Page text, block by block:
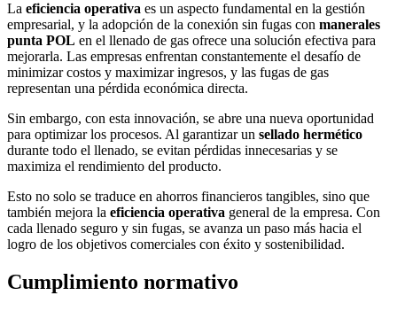
La eficiencia operativa es un aspecto fundamental en la gestión
empresarial, y la adopción de la conexión sin fugas con manerales
punta POL en el llenado de gas ofrece una solución efectiva para
mejorarla. Las empresas enfrentan constantemente el desafío de
minimizar costos y maximizar ingresos, y las fugas de gas
representan una pérdida económica directa.
Sin embargo, con esta innovación, se abre una nueva oportunidad
para optimizar los procesos. Al garantizar un sellado hermético
durante todo el llenado, se evitan pérdidas innecesarias y se
maximiza el rendimiento del producto.
Esto no solo se traduce en ahorros financieros tangibles, sino que
también mejora la eficiencia operativa general de la empresa. Con
cada llenado seguro y sin fugas, se avanza un paso más hacia el
logro de los objetivos comerciales con éxito y sostenibilidad.
Cumplimiento normativo